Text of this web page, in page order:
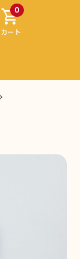
0
shopping_cart
カート